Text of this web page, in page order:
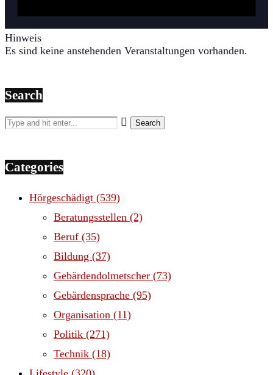
Hinweis
Es sind keine anstehenden Veranstaltungen vorhanden.
Search
Categories
Hörgeschädigt (539)
Beratungsstellen (2)
Beruf (35)
Bildung (37)
Gebärdendolmetscher (73)
Gebärdensprache (95)
Organisation (11)
Politik (271)
Technik (18)